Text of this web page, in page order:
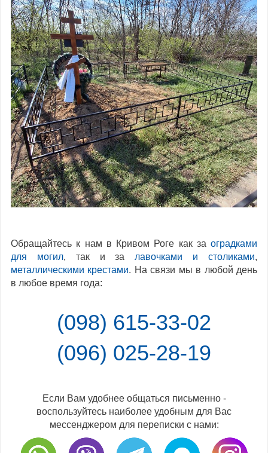
Обращайтесь к нам в Кривом Роге как за оградками
для могил, так и залавочками и столиками,
металлическими крестами. На связи мы в любой день
в любое время года:
(098) 615-33-02
(096) 025-28-19
Если Вам удобнее общаться письменно -
воспользуйтесь наиболее удобным для Вас
мессенджером для переписки с нами: